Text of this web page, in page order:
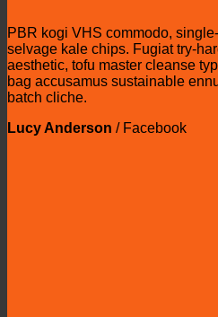
PBR kogi VHS commodo,
selvage kale chips. Fugiat try-
aesthetic, tofu master cleanse
bag accusamus sustainable
batch cliche.
Lucy Anderson / Facebook